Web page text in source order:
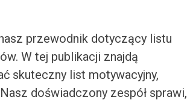
przewodnik dotyczący listu
W tej publikacji znajdą
skuteczny list motywacyjny,
doświadczony zespół sprawi,